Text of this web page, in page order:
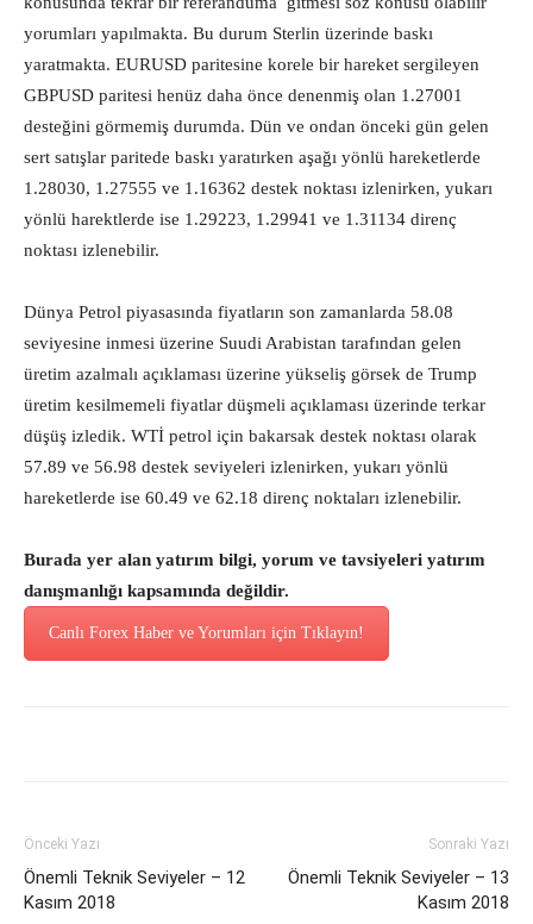
yorumları yapılmakta. Bu durum Sterlin üzerinde baskı
yaratmakta. EURUSD paritesine korele bir hareket sergileyen
GBPUSD paritesi henüz daha önce denenmiş olan 1.27001
desteğini görmemiş durumda. Dün ve ondan önceki gün gelen
sert satışlar paritede baskı yaratırken aşağı yönlü hareketlerde
1.28030, 1.27555 ve 1.16362 destek noktası izlenirken, yukarı
yönlü harektlerde ise 1.29223, 1.29941 ve 1.31134 direnç
noktası izlenebilir.
Dünya Petrol piyasasında fiyatların son zamanlarda 58.08
seviyesine inmesi üzerine Suudi Arabistan tarafından gelen
üretim azalmalı açıklaması üzerine yükseliş görsek de Trump
üretim kesilmemeli fiyatlar düşmeli açıklaması üzerinde terkar
düşüş izledik. WTİ petrol için bakarsak destek noktası olarak
57.89 ve 56.98 destek seviyeleri izlenirken, yukarı yönlü
hareketlerde ise 60.49 ve 62.18 direnç noktaları izlenebilir.
Burada yer alan yatırım bilgi, yorum ve tavsiyeleri yatırım
danışmanlığı kapsamında değildir.
Canlı Forex Haber ve Yorumları için Tıklayın!
Önceki Yazı
Önemli Teknik Seviyeler – 12
Kasım 2018
Sonraki Yazı
Önemli Teknik Seviyeler – 13
Kasım 2018